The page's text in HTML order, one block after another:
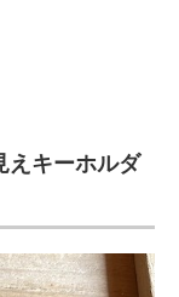
えキーホルダ